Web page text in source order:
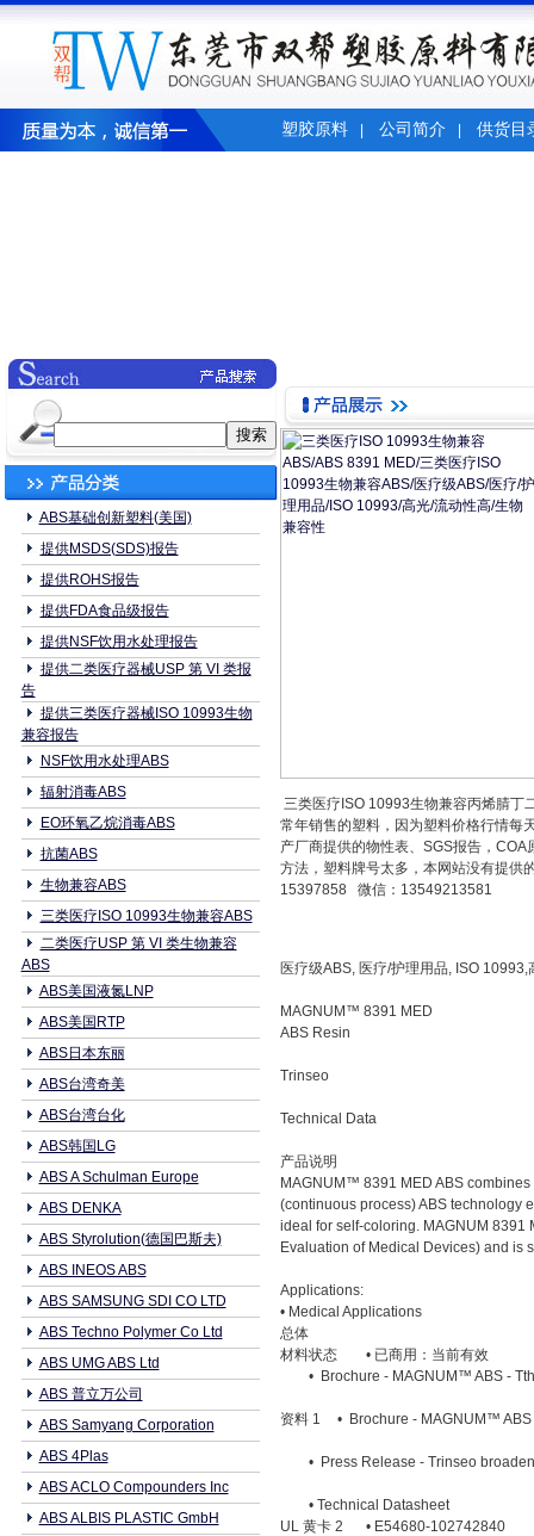
塑胶原料 公司简介 供货目
ABS基础创新塑料(美国)
提供MSDS(SDS)报告
提供ROHS报告
提供FDA食品级报告
提供NSF饮用水处理报告
提供二类医疗器械USP 第 VI 类报
告
提供三类医疗器械ISO 10993生物
兼容报告
NSF饮用水处理ABS
辐射消毒ABS
EO环氧乙烷消毒ABS
抗菌ABS
生物兼容ABS
三类医疗ISO 10993生物兼容ABS
二类医疗USP 第 VI 类生物兼容
ABS
ABS美国液氮LNP
ABS美国RTP
ABS日本东丽
ABS台湾奇美
ABS台湾台化
ABS韩国LG
ABS A Schulman Europe
ABS DENKA
ABS Styrolution(德国巴斯夫)
ABS INEOS ABS
ABS SAMSUNG SDI CO LTD
ABS Techno Polymer Co Ltd
ABS UMG ABS Ltd
ABS 普立万公司
ABS Samyang Corporation
ABS 4Plas
ABS ACLO Compounders Inc
ABS ALBIS PLASTIC GmbH
三类医疗ISO 10993生物兼容丙烯腈
常年销售的塑料，因为塑料价格行情每
产厂商提供的物性表、SGS报告，
方法，塑料牌号太多，本网站没有提
15397858 微信：13549213581
医疗级ABS, 医疗/护理用品, ISO
MAGNUM™ 8391 MED
ABS Resin
Trinseo
Technical Data
产品说明
MAGNUM™ 8391 MED ABS
(continuous process) ABS technology
ideal for self-coloring. MAGNUM
Evaluation of Medical Devices) and is
Applications:
• Medical Applications
总体
材料状态
• 已商用：当前有效
• Brochure - MAGNUM™ ABS -
资料 1 • Brochure - MAGNUM™
• Press Release - Trinseo
• Technical Datasheet
UL 黄卡 2
• E54680-102742840